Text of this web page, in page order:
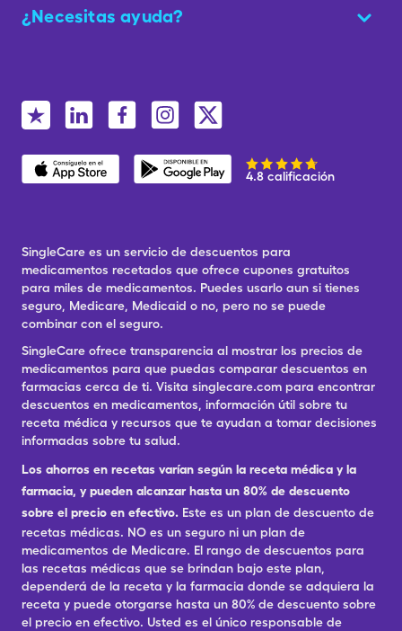
¿Necesitas ayuda?
4.8 calificación
SingleCare es un servicio de descuentos para
medicamentos recetados que ofrece cupones gratuitos
para miles de medicamentos. Puedes usarlo aun si tienes
seguro, Medicare, Medicaid o no, pero no se puede
combinar con el seguro.
SingleCare ofrece transparencia al mostrar los precios de
medicamentos para que puedas comparar descuentos en
farmacias cerca de ti. Visita singlecare.com para encontrar
descuentos en medicamentos, información útil sobre tu
receta médica y recursos que te ayudan a tomar decisiones
informadas sobre tu salud.
Los ahorros en recetas varían según la receta médica y la
farmacia, y pueden alcanzar hasta un 80% de descuento
sobre el precio en efectivo. Este es un plan de descuento de
recetas médicas. NO es un seguro ni un plan de
medicamentos de Medicare. El rango de descuentos para
las recetas médicas que se brindan bajo este plan,
dependerá de la receta y la farmacia donde se adquiera la
receta y puede otorgarse hasta un 80% de descuento sobre
el precio en efectivo. Usted es el único responsable de